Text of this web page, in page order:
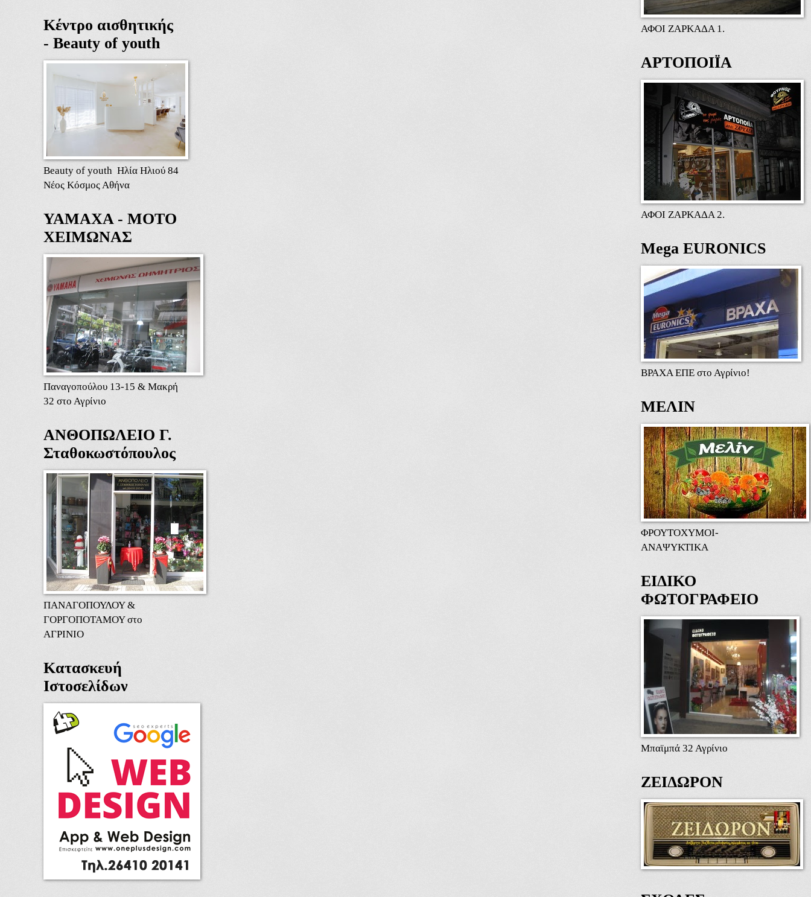
Κέντρο αισθητικής
- Beauty of youth
Beauty of youth Ηλία Ηλιού 84
Νέος Κόσμος Αθήνα
ΥΑΜΑΧΑ - ΜΟΤΟ
ΧΕΙΜΩΝΑΣ
Παναγοπούλου 13-15 & Μακρή
32 στο Αγρίνιο
ΑΝΘΟΠΩΛΕΙΟ Γ.
Σταθοκωστόπουλος
ΠΑΝΑΓΟΠΟΥΛΟΥ &
ΓΟΡΓΟΠΟΤΑΜΟΥ στο
ΑΓΡΙΝΙΟ
Κατασκευή
Ιστοσελίδων
ΑΦΟΙ ΖΑΡΚΑΔΑ 1.
ΑΡΤΟΠΟΙΪΑ
ΑΦΟΙ ΖΑΡΚΑΔΑ 2.
Mega EURONICS
ΒΡΑΧΑ ΕΠΕ στο Αγρίνιο!
ΜΕΛΙΝ
ΦΡΟΥΤΟΧΥΜΟΙ-
ΑΝΑΨΥΚΤΙΚΑ
ΕΙΔΙΚΟ
ΦΩΤΟΓΡΑΦΕΙΟ
Μπαϊμπά 32 Αγρίνιο
ΖΕΙΔΩΡΟΝ